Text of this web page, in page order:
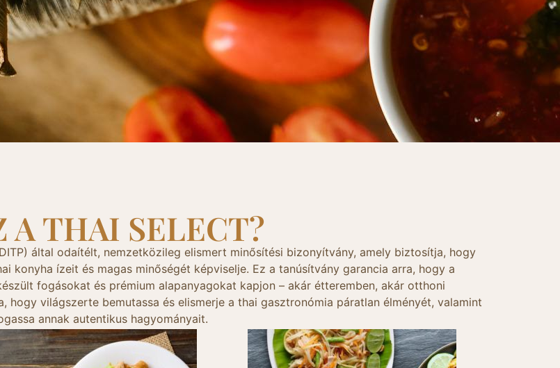
A THAI SELECT?
által odaítélt, nemzetközileg elismert minősítési bizonyítvány, amely biztosítja, hogy
konyha ízeit és magas minőségét képviselje. Ez a tanúsítvány garancia arra, hogy a
fogásokat és prémium alapanyagokat kapjon – akár étteremben, akár otthoni
hogy világszerte bemutassa és elismerje a thai gasztronómia páratlan élményét, valamint
annak autentikus hagyományait.